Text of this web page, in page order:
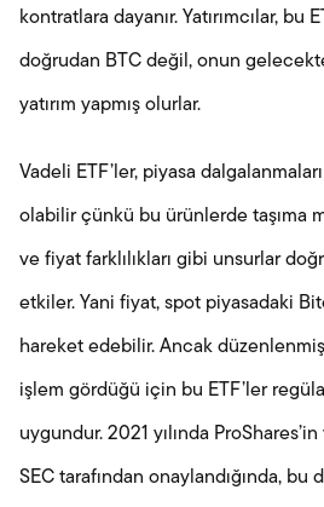
kontratlara dayanır. Yatırımcılar, bu
doğrudan BTC değil, onun
yatırım yapmış olurlar.
Vadeli ETF’ler, piyasa
olabilir çünkü bu ürünlerde taşıma
ve fiyat farklılıkları gibi unsurlar
etkiler. Yani fiyat, spot piyasadaki
hareket edebilir. Ancak
işlem gördüğü için bu ETF’ler
uygundur. 2021 yılında
SEC tarafından onaylandığında, bu